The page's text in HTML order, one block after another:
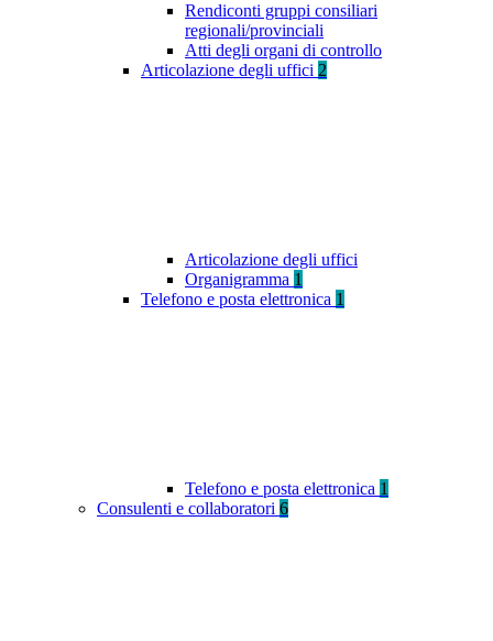
Rendiconti gruppi consiliari
regionali/provinciali
Atti degli organi di controllo
Articolazione degli uffici 2
Articolazione degli uffici
Organigramma 1
Telefono e posta elettronica 1
Telefono e posta elettronica 1
Consulenti e collaboratori 6